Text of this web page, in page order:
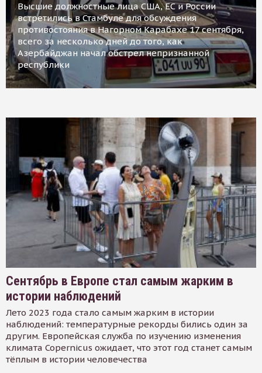
Высшие должностные лица США, ЕС и России
встретились в Стамбуле для обсуждения
противостояния в Нагорном Карабахе 17 сентября,
всего за несколько дней до того, как
Азербайджан начал обстрел непризнанной
республики
Сентябрь в Европе стал самым жарким в
истории наблюдений
Лето 2023 года стало самым жарким в истории
наблюдений: температурные рекорды бились один за
другим. Европейская служба по изучению изменения
климата Copernicus ожидает, что этот год станет самым
тёплым в истории человечества